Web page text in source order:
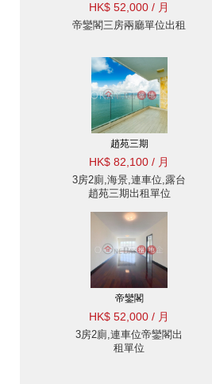
HK$ 52,000 / 月
帝鑾閣三房兩廳單位出租
趙苑三期
HK$ 82,100 / 月
3房2廁,海景,連車位,露台
趙苑三期出租單位
帝鑾閣
HK$ 52,000 / 月
3房2廁,連車位帝鑾閣出
租單位